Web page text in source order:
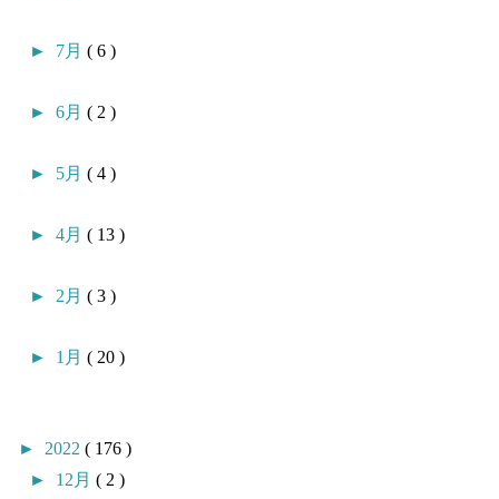
► 7月 ( 6 )
► 6月 ( 2 )
► 5月 ( 4 )
► 4月 ( 13 )
► 2月 ( 3 )
► 1月 ( 20 )
► 2022 ( 176 )
► 12月 ( 2 )